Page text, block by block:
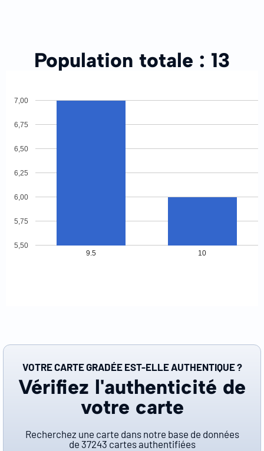
Population totale : 13
9.5 10
5,50
5,75
6,00
6,25
6,50
6,75
7,00
VOTRE CARTE GRADÉE EST-ELLE AUTHENTIQUE ?
Vérifiez l'authenticité de
votre carte
Recherchez une carte dans notre base de données
de 37243 cartes authentifiées